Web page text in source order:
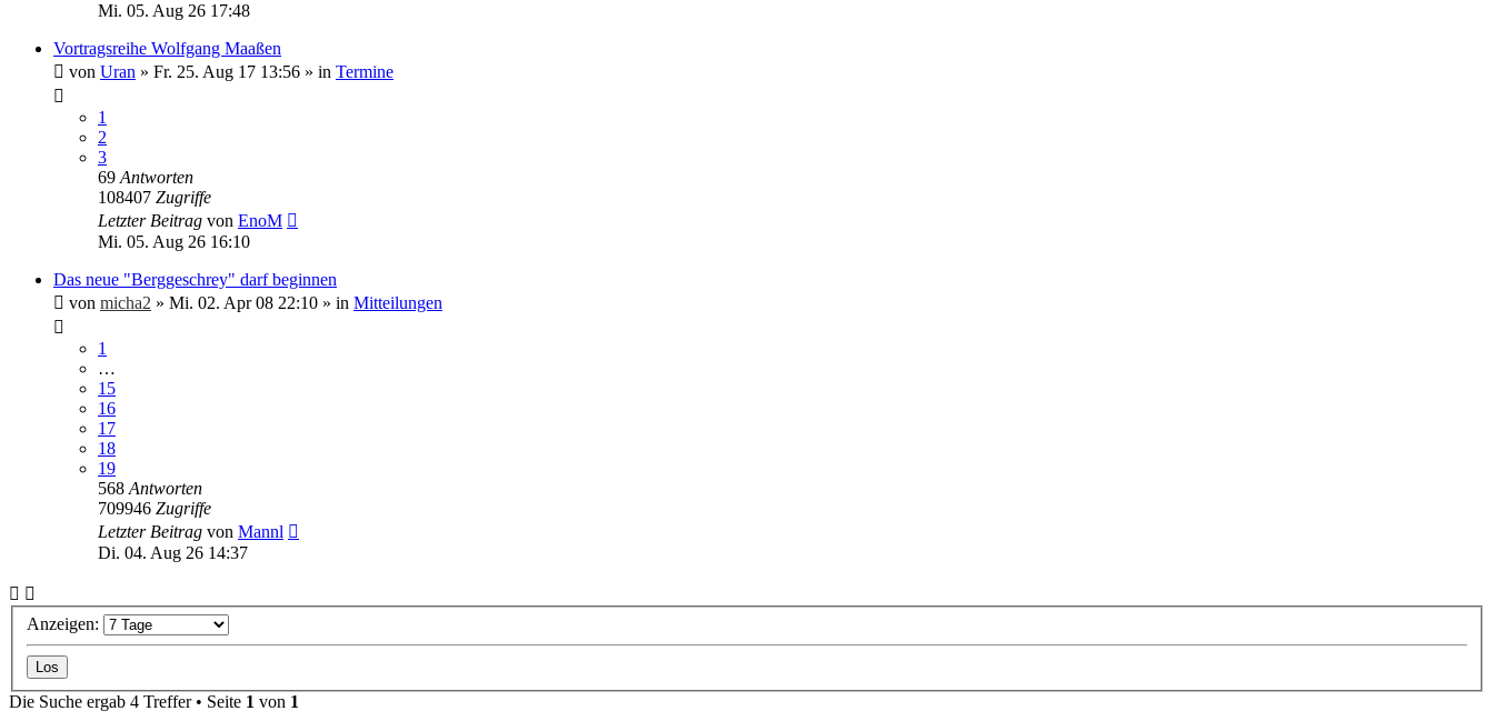
Mi. 05. Aug 26 17:48
Vortragsreihe Wolfgang Maaßen
von Uran » Fr. 25. Aug 17 13:56 » in Termine
1
2
3
69 Antworten
108407 Zugriffe
Letzter Beitrag von EnoM
Mi. 05. Aug 26 16:10
Das neue "Berggeschrey" darf beginnen
von micha2 » Mi. 02. Apr 08 22:10 » in Mitteilungen
1
…
15
16
17
18
19
568 Antworten
709946 Zugriffe
Letzter Beitrag von Mannl
Di. 04. Aug 26 14:37
Anzeigen:
Die Suche ergab 4 Treffer • Seite 1 von 1